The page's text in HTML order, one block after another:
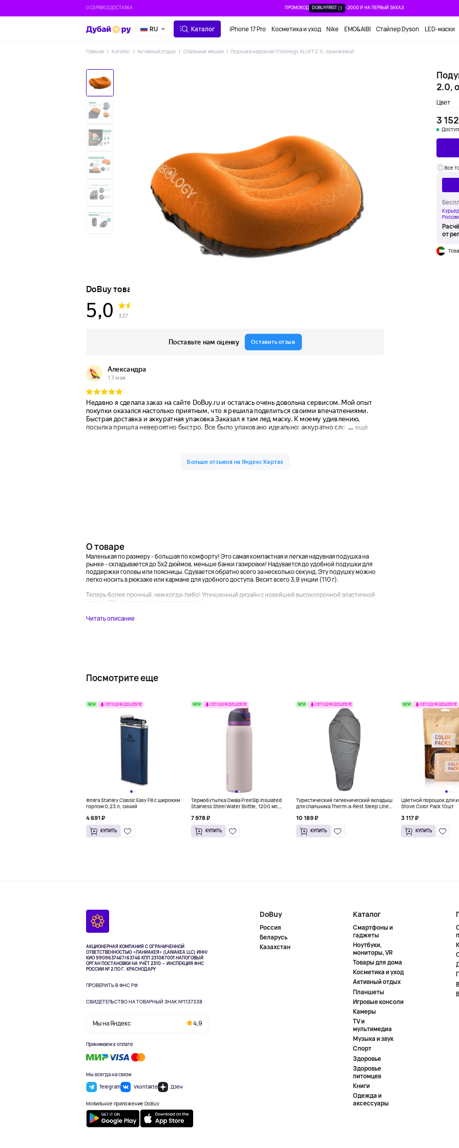
О СЕРВИСЕДОСТАВКА ПРОМОКОД DOBUYFIRST -2000 ₽ НА ПЕРВЫЙ ЗАКАЗ
RU Каталог iPhone 17 Pro Косметика и уход Nike EMO&AIBI Стайлер Dyson LED-маски
Главная Каталог Активный отдых Спальные мешки Подушка надувная Trekology ALUFT 2.0, оранжевый
2.0,
Цвет
3
Все
России
от
О товаре
Маленькая по размеру - большая по комфорту! Это самая компактная и легкая надувная подушка на
рынке - складывается до 5x2 дюймов, меньше банки газировки! Надувается до удобной подушки для
поддержки головы или поясницы. Сдувается обратно всего за несколько секунд. Эту подушку можно
легко носить в рюкзаке или кармане для удобного доступа. Весит всего 3,9 унции (110 г).
Теперь более прочный, чем когда-либо! Улучшенный дизайн с новейшей высокопрочной эластичной
тканью TPU, которая может похвастаться...
Читать описание
Посмотрите еще
NEW СЕГОДНЯ ДЕШЕВЛЕ
Фляга Stanley Classic Easy Fill с широким
горлом 0,23 л, синий
4 691 ₽
КУПИТЬ
NEW СЕГОДНЯ ДЕШЕВЛЕ
Термобутылка Owala FreeSip Insulated
Stainless Steel Water Bottle, 1200 мл,
7 978 ₽
КУПИТЬ
NEW СЕГОДНЯ ДЕШЕВЛЕ
Туристический гигиенический вкладыш
для спальника Therm-a-Rest Sleep Liner,
10 189 ₽
КУПИТЬ
NEW СЕГОДНЯ ДЕШЕВЛЕ
Цветной порошок для
Stove Color Pack 10шт
3 117 ₽
КУПИТЬ
АКЦИОНЕРНАЯ КОМПАНИЯ С ОГРАНИЧЕННОЙ
ОТВЕТСТВЕННОСТЬЮ «ЛАНИАКЕЯ» (LANIAKEA LLC) ИНН/
КИО 9909637467/63746 КПП 231087001 НАЛОГОВЫЙ
ОРГАН ПОСТАНОВКИ НА УЧЁТ 2310 — ИНСПЕКЦИЯ ФНС
РОССИИ № 2 ПО Г. КРАСНОДАРУ
ПРОВЕРИТЬ В ФНС РФ
СВИДЕТЕЛЬСТВО НА ТОВАРНЫЙ ЗНАК №1137338
Мы на Яндекс 4,9
Принимаем к оплате
Мы всегда на связи
Telegram
Vkontakte Дзен
Мобильное приложение DoBuy
DoBuy
Россия
Беларусь
Казахстан
Каталог
Смартфоны и
гаджеты
Ноутбуки,
мониторы, VR
Товары для дома
Косметика и уход
Активный отдых
Планшеты
Игровые консоли
Камеры
TV и
мультимедиа
Музыка и звук
Спорт
Здоровье
Здоровье
питомцев
Книги
Одежда и
аксессуары